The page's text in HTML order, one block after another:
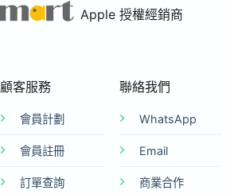
Apple 授權經銷商
顧客服務
會員計劃
會員註冊
訂單查詢
聯絡我們
WhatsApp
Email
商業合作